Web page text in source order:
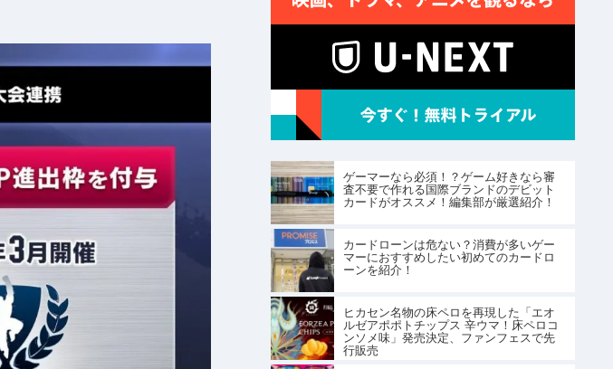
ゲーマーなら必須！？ゲーム好きなら審
査不要で作れる国際ブランドのデビット
カードがオススメ！編集部が厳選紹介！
カードローンは危ない？消費が多いゲー
マーにおすすめしたい初めてのカードロ
ーンを紹介！
ヒカセン名物の床ペロを再現した「エオ
ルゼアポポトチップス 辛ウマ！床ペロコ
ンソメ味」発売決定、ファンフェスで先
行販売